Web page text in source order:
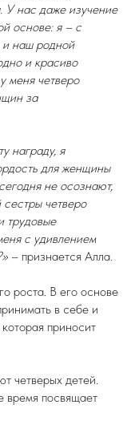
У нас даже изучение
основе: я – с
и наш родной
и красиво
меня четверо
за
награду, я
для женщины
не осознают,
четверо
трудовые
с удивлением
– признается Алла.
роста. В его основе
в себе и
приносит
четверых детей.
время посвящает